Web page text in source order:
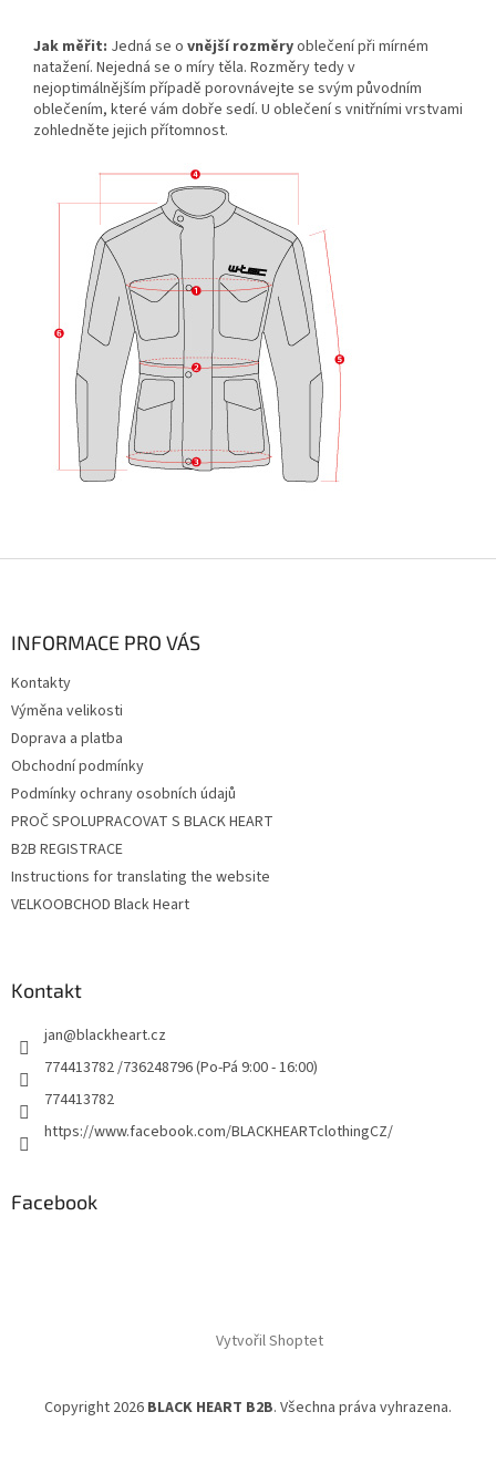
Jak měřit: Jedná se o vnější rozměryoblečení při mírném
natažení. Nejedná se o míry těla. Rozměry tedy v
nejoptimálnějším případě porovnávejte se svým původním
oblečením, které vám dobře sedí. U oblečení s vnitřními vrstvami
zohledněte jejich přítomnost.
INFORMACE PRO VÁS
Kontakty
Výměna velikosti
Doprava a platba
Obchodní podmínky
Podmínky ochrany osobních údajů
PROČ SPOLUPRACOVAT S BLACK HEART
B2B REGISTRACE
Instructions for translating the website
VELKOOBCHOD Black Heart
Kontakt
jan@blackheart.cz
774413782 /736248796 (Po-Pá 9:00 - 16:00)
774413782
https://www.facebook.com/BLACKHEARTclothingCZ/
Facebook
Vytvořil Shoptet
Copyright 2026 BLACK HEART B2B. Všechna práva vyhrazena.